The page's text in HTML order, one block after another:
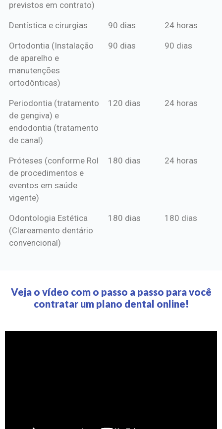
previstos em contrato)
Dentística e cirurgias 90 dias 24 horas
Ortodontia (Instalação
de aparelho e
manutenções
ortodônticas)
90 dias 90 dias
Periodontia (tratamento
de gengiva) e
endodontia (tratamento
de canal)
120 dias 24 horas
Próteses (conforme Rol
de procedimentos e
eventos em saúde
vigente)
180 dias 24 horas
Odontologia Estética
(Clareamento dentário
convencional)
180 dias 180 dias
Veja o vídeo com o passo a passo para você
contratar um plano dental online!